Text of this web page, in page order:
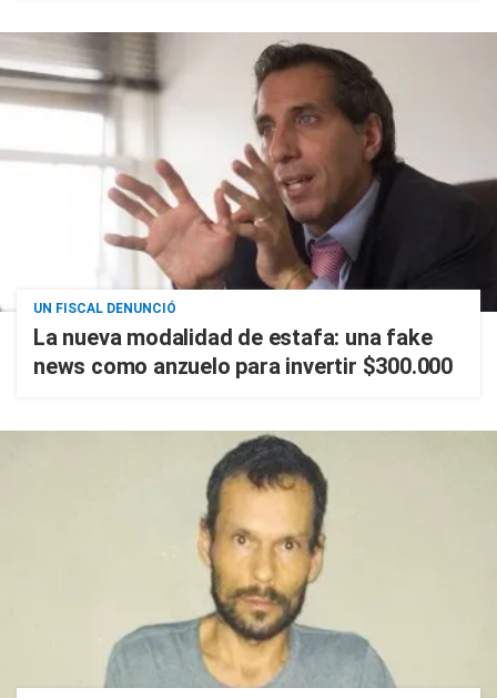
UN FISCAL DENUNCIÓ
La nueva modalidad de estafa: una fake
news como anzuelo para invertir $300.000